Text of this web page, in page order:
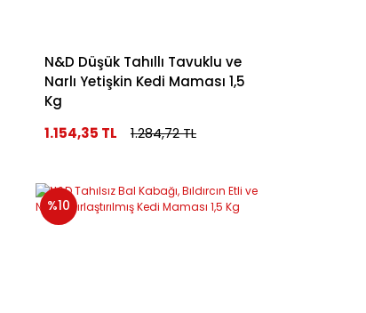
N&D Düşük Tahıllı Tavuklu ve
Narlı Yetişkin Kedi Maması 1,5
Kg
1.154,35 TL
1.284,72 TL
%10